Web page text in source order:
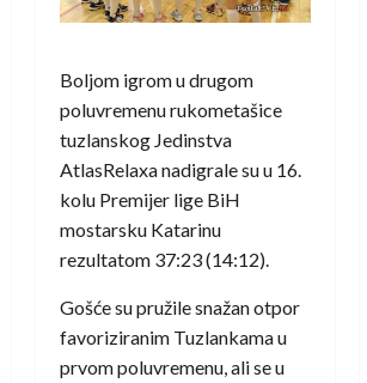
Boljom igrom u drugom
poluvremenu rukometašice
tuzlanskog Jedinstva
AtlasRelaxa nadigrale su u 16.
kolu Premijer lige BiH
mostarsku Katarinu
rezultatom 37:23 (14:12).
Gošće su pružile snažan otpor
favoriziranim Tuzlankama u
prvom poluvremenu, ali se u